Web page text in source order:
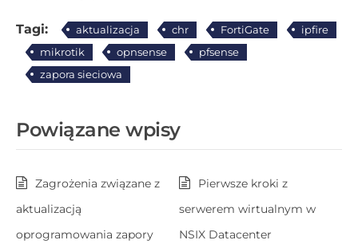
Tagi: aktualizacja chr FortiGate
ipfire
mikrotik
opnsense
pfsense
zapora sieciowa
Powiązane wpisy
Zagrożenia związane z
aktualizacją
oprogramowania zapory
Pierwsze kroki z
serwerem wirtualnym w
NSIX Datacenter